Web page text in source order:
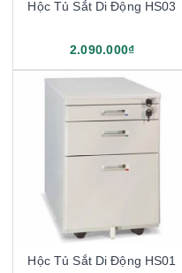
Hộc Tủ Sắt Di Động HS03
2.090.000₫
Hộc Tủ Sắt Di Động HS01